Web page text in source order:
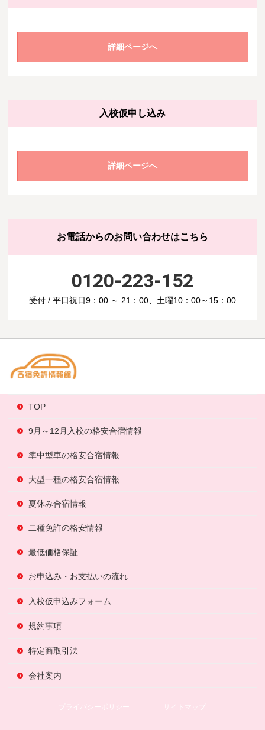
詳細ページへ
入校仮申し込み
詳細ページへ
お電話からのお問い合わせはこちら
0120-223-152
受付 / 平日祝日9：00 ～ 21：00、土曜10：00～15：00
TOP
9月～12月入校の格安合宿情報
準中型車の格安合宿情報
大型一種の格安合宿情報
夏休み合宿情報
二種免許の格安情報
最低価格保証
お申込み・お支払いの流れ
入校仮申込みフォーム
規約事項
特定商取引法
会社案内
プライバシーポリシー サイトマップ